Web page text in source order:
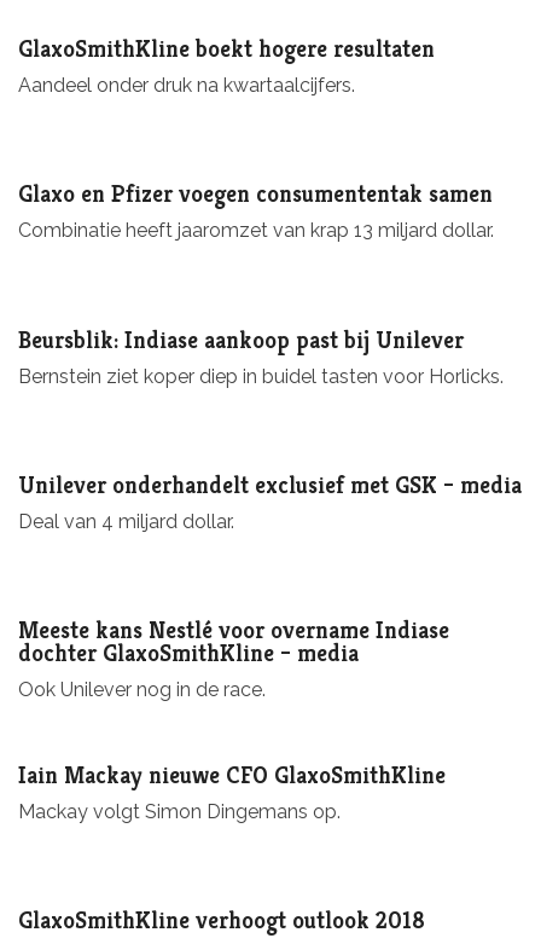
GlaxoSmithKline boekt hogere resultaten
Aandeel onder druk na kwartaalcijfers.
Glaxo en Pfizer voegen consumententak samen
Combinatie heeft jaaromzet van krap 13 miljard dollar.
Beursblik: Indiase aankoop past bij Unilever
Bernstein ziet koper diep in buidel tasten voor Horlicks.
Unilever onderhandelt exclusief met GSK – media
Deal van 4 miljard dollar.
Meeste kans Nestlé voor overname Indiase
dochter GlaxoSmithKline – media
Ook Unilever nog in de race.
Iain Mackay nieuwe CFO GlaxoSmithKline
Mackay volgt Simon Dingemans op.
GlaxoSmithKline verhoogt outlook 2018